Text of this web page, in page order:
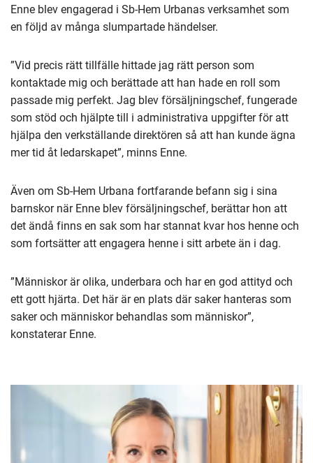
Enne blev engagerad i Sb-Hem Urbanas verksamhet som
en följd av många slumpartade händelser.
”Vid precis rätt tillfälle hittade jag rätt person som
kontaktade mig och berättade att han hade en roll som
passade mig perfekt. Jag blev försäljningschef, fungerade
som stöd och hjälpte till i administrativa uppgifter för att
hjälpa den verkställande direktören så att han kunde ägna
mer tid åt ledarskapet”, minns Enne.
Även om Sb-Hem Urbana fortfarande befann sig i sina
barnskor när Enne blev försäljningschef, berättar hon att
det ändå finns en sak som har stannat kvar hos henne och
som fortsätter att engagera henne i sitt arbete än i dag.
”Människor är olika, underbara och har en god attityd och
ett gott hjärta. Det här är en plats där saker hanteras som
saker och människor behandlas som människor”,
konstaterar Enne.